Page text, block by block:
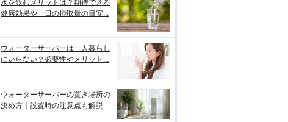
水を飲むメリットは？期待できる
健康効果や一日の摂取量の目安...
ウォーターサーバーは一人暮らし
にいらない？必要性やメリット...
ウォーターサーバーの置き場所の
決め方｜設置時の注意点も解説